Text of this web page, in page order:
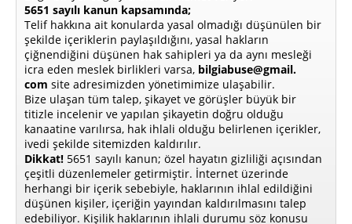
5651 sayılı kanun kapsamında;
Telif hakkına ait konularda yasal olmadığı düşünülen bir
şekilde içeriklerin paylaşıldığını, yasal hakların
çiğnendiğini düşünen hak sahipleri ya da aynı mesleği
icra eden meslek birlikleri varsa, bilgiabuse@gmail.
com site adresimizden yönetimimize ulaşabilir.
Bize ulaşan tüm talep, şikayet ve görüşler büyük bir
titizle incelenir ve yapılan şikayetin doğru olduğu
kanaatine varılırsa, hak ihlali olduğu belirlenen içerikler,
ivedi şekilde sitemizden kaldırılır.
Dikkat! 5651 sayılı kanun; özel hayatın gizliliği açısından
çeşitli düzenlemeler getirmiştir. İnternet üzerinde
herhangi bir içerik sebebiyle, haklarının ihlal edildiğini
düşünen kişiler, içeriğin yayından kaldırılmasını talep
edebiliyor. Kişilik haklarının ihlali durumu söz konusu